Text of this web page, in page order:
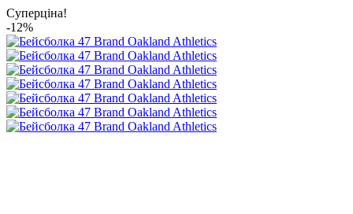
Суперціна!
-12%